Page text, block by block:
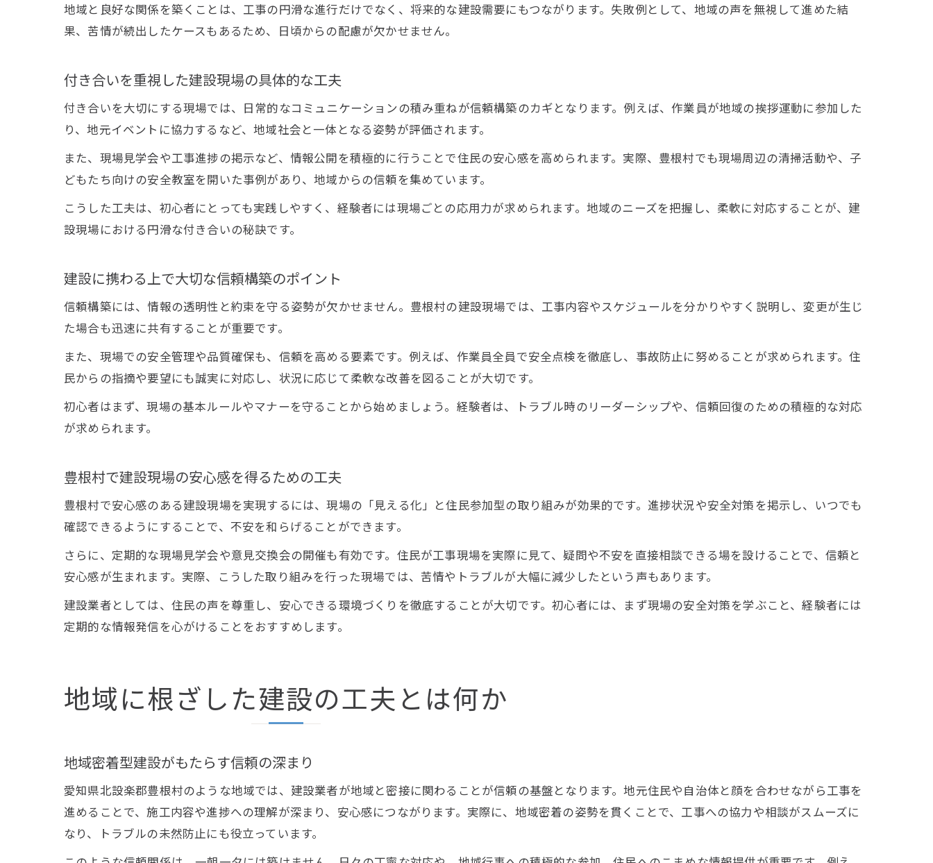
建設現場で安心感を生む進行管理の工夫
安心安全な建設を実現するコミュニケーション
現場で喜ばれる建設スタッフの心配り例
信頼関係を深める建設現場でのマナーと行動
地域と良好な関係を築くことは、工事の円滑な進行だけでなく、将来的な建設需要にもつながります。失敗例として、地域の声を無視して進めた結
果、苦情が続出したケースもあるため、日頃からの配慮が欠かせません。
付き合いを重視した建設現場の具体的な工夫
付き合いを大切にする現場では、日常的なコミュニケーションの積み重ねが信頼構築のカギとなります。例えば、作業員が地域の挨拶運動に参加した
り、地元イベントに協力するなど、地域社会と一体となる姿勢が評価されます。
また、現場見学会や工事進捗の掲示など、情報公開を積極的に行うことで住民の安心感を高められます。実際、豊根村でも現場周辺の清掃活動や、子
どもたち向けの安全教室を開いた事例があり、地域からの信頼を集めています。
こうした工夫は、初心者にとっても実践しやすく、経験者には現場ごとの応用力が求められます。地域のニーズを把握し、柔軟に対応することが、建
設現場における円滑な付き合いの秘訣です。
建設に携わる上で大切な信頼構築のポイント
信頼構築には、情報の透明性と約束を守る姿勢が欠かせません。豊根村の建設現場では、工事内容やスケジュールを分かりやすく説明し、変更が生じ
た場合も迅速に共有することが重要です。
また、現場での安全管理や品質確保も、信頼を高める要素です。例えば、作業員全員で安全点検を徹底し、事故防止に努めることが求められます。住
民からの指摘や要望にも誠実に対応し、状況に応じて柔軟な改善を図ることが大切です。
初心者はまず、現場の基本ルールやマナーを守ることから始めましょう。経験者は、トラブル時のリーダーシップや、信頼回復のための積極的な対応
が求められます。
豊根村で建設現場の安心感を得るための工夫
豊根村で安心感のある建設現場を実現するには、現場の「見える化」と住民参加型の取り組みが効果的です。進捗状況や安全対策を掲示し、いつでも
確認できるようにすることで、不安を和らげることができます。
さらに、定期的な現場見学会や意見交換会の開催も有効です。住民が工事現場を実際に見て、疑問や不安を直接相談できる場を設けることで、信頼と
安心感が生まれます。実際、こうした取り組みを行った現場では、苦情やトラブルが大幅に減少したという声もあります。
建設業者としては、住民の声を尊重し、安心できる環境づくりを徹底することが大切です。初心者には、まず現場の安全対策を学ぶこと、経験者には
定期的な情報発信を心がけることをおすすめします。
地域に根ざした建設の工夫とは何か
地域密着型建設がもたらす信頼の深まり
愛知県北設楽郡豊根村のような地域では、建設業者が地域と密接に関わることが信頼の基盤となります。地元住民や自治体と顔を合わせながら工事を
進めることで、施工内容や進捗への理解が深まり、安心感につながります。実際に、地域密着の姿勢を貫くことで、工事への協力や相談がスムーズに
なり、トラブルの未然防止にも役立っています。